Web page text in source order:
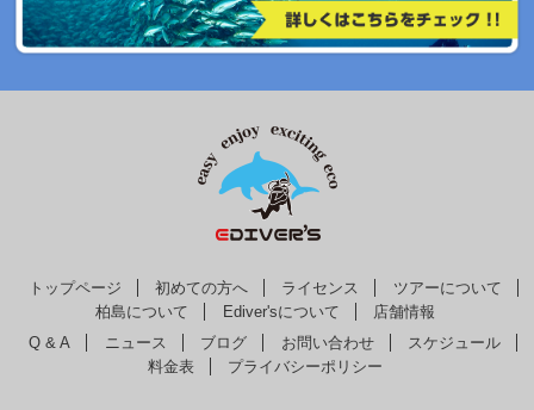
トップページ 初めての方へ ライセンス
ツアーについて
柏島について
Ediver'sについて
店舗情報
Q & A
ニュース ブログ お問い合わせ
スケジュール
料金表
プライバシーポリシー